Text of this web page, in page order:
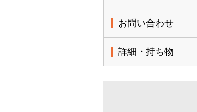
お問い合わせ
詳細・持ち物